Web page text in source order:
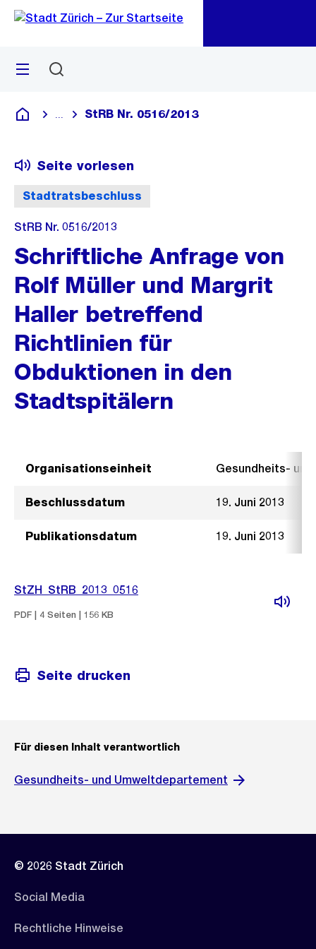
Navigation
Sprunglink
Menü
Deutsch
Blende alle Breadcrumbs ein
StRB Nr. 0516/2013
Stadtratsbeschluss
Seite vorlesen
StRB Nr. 0516/2013
Schriftliche Anfrage von
Rolf Müller und Margrit
Haller betreffend
Richtlinien für
Obduktionen in den
Stadtspitälern
Organisationseinheit Gesundheits-
Beschlussdatum 19. Juni 2013
Publikationsdatum 19. Juni 2013
StZH_StRB_2013_0516
PDF | 4 Seiten | 156 KB
Seite drucken
Für diesen Inhalt verantwortlich
Gesundheits- und Umweltdepartement
© 2026 Stadt Zürich
Social Media
Rechtliche Hinweise